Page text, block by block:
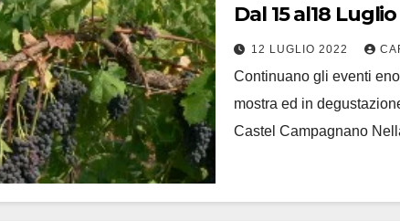
Dal 15 al18 Luglio
12 LUGLIO 2022
Continuano gli eventi
mostra ed in
Castel Campagnano